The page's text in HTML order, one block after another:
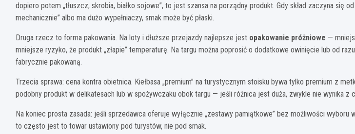
dopiero potem „tłuszcz, skrobia, białko sojowe”, to jest szansa na porządny produkt. Gdy skład zaczyna się
mechanicznie” albo ma dużo wypełniaczy, smak może być płaski.
Druga rzecz to forma pakowania. Na loty i dłuższe przejazdy najlepsze jest opakowanie próżniowe —
mniejsze ryzyko, że produkt „złapie” temperaturę. Na targu można poprosić o dodatkowe owinięcie lub od
fabrycznie pakowaną.
Trzecia sprawa: cena kontra obietnica. Kiełbasa „premium” na turystycznym stoisku bywa tylko premium z
podobny produkt w delikatesach lub w spożywczaku obok targu — jeśli różnica jest duża, zwykle nie wynika z
Na koniec prosta zasada: jeśli sprzedawca oferuje wyłącznie „zestawy pamiątkowe” bez możliwości wyboru
to często jest to towar ustawiony pod turystów, nie pod smak.